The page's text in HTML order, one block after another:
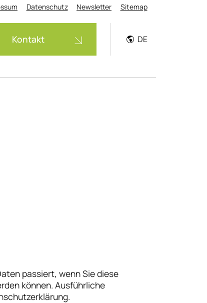
Datenschutz Newsletter Sitemap
Kontakt DE
passiert, wenn Sie diese
können. Ausführliche